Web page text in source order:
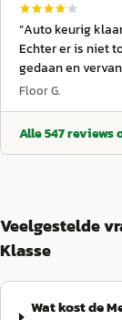
“Auto keurig
Echter er is niet
gedaan en
die er betaald is
Floor G.
Alle547reviews
Veelgestelde
Klasse
Wat kost de